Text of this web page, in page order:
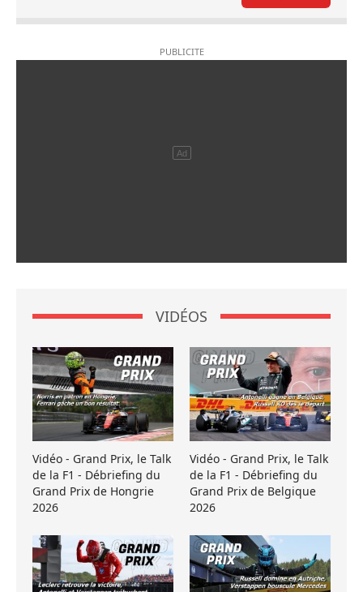
VIDÉOS
Vidéo - Grand Prix, le Talk
de la F1 - Débriefing du
Grand Prix de Hongrie
2026
Vidéo - Grand Prix, le Talk
de la F1 - Débriefing du
Grand Prix de Belgique
2026